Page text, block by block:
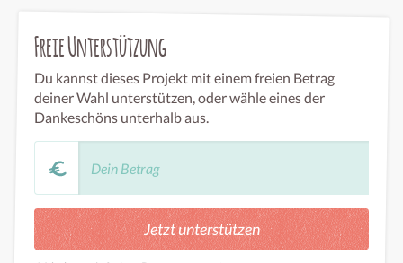
Freie Unterstützung
Du kannst dieses Projekt mit einem freien Betrag
deiner Wahl unterstützen, oder wähle eines der
Dankeschöns unterhalb aus.